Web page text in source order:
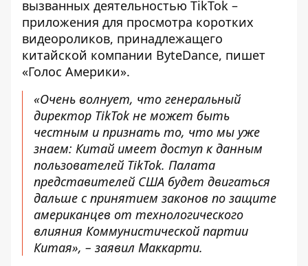
вызванных деятельностью TikTok –
приложения для просмотра коротких
видеороликов, принадлежащего
китайской компании ByteDance, пишет
«Голос Америки».
«Очень волнует, что генеральный
директор TikTok не может быть
честным и признать то, что мы уже
знаем: Китай имеет доступ к данным
пользователей TikTok. Палата
представителей США будет двигаться
дальше с принятием законов по защите
американцев от технологического
влияния Коммунистической партии
Китая», – заявил Маккарти.